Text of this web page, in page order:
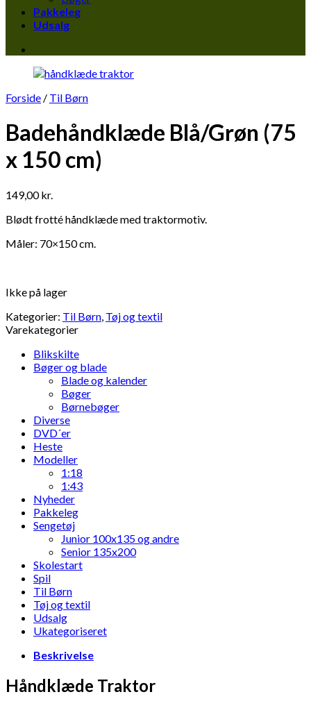
Pakkeleg
Udsalg
Forside / Til Børn
Badehåndklæde Blå/Grøn (75
x 150 cm)
149,00kr.
Blødt frotté håndklæde med traktormotiv.
Måler: 70×150 cm.
Ikke på lager
Kategorier: Til Børn, Tøj og textil
Varekategorier
Blikskilte
Bøger og blade
Blade og kalender
Bøger
Børnebøger
Diverse
DVD´er
Heste
Modeller
1:18
1:43
Nyheder
Pakkeleg
Sengetøj
Junior 100x135 og andre
Senior 135x200
Skolestart
Spil
Til Børn
Tøj og textil
Udsalg
Ukategoriseret
Beskrivelse
Håndklæde Traktor